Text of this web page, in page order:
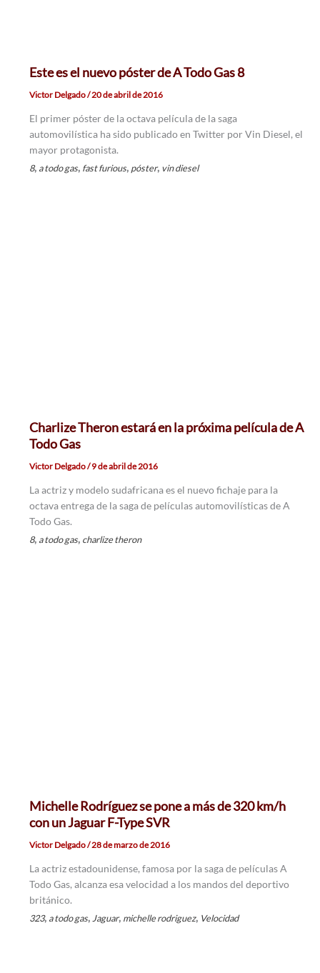
Este es el nuevo póster de A Todo Gas 8
Victor Delgado/20 de abril de 2016
El primer póster de la octava película de la saga
automovilística ha sido publicado en Twitter por Vin Diesel, el
mayor protagonista.
8, a todo gas, fast furious, póster, vin diesel
Charlize Theron estará en la próxima película de A
Todo Gas
Victor Delgado/9 de abril de 2016
La actriz y modelo sudafricana es el nuevo fichaje para la
octava entrega de la saga de películas automovilísticas de A
Todo Gas.
8, a todo gas, charlize theron
Michelle Rodríguez se pone a más de 320 km/h
con un Jaguar F-Type SVR
Victor Delgado/28 de marzo de 2016
La actriz estadounidense, famosa por la saga de películas A
Todo Gas, alcanza esa velocidad a los mandos del deportivo
británico.
323, a todo gas, Jaguar, michelle rodriguez, Velocidad